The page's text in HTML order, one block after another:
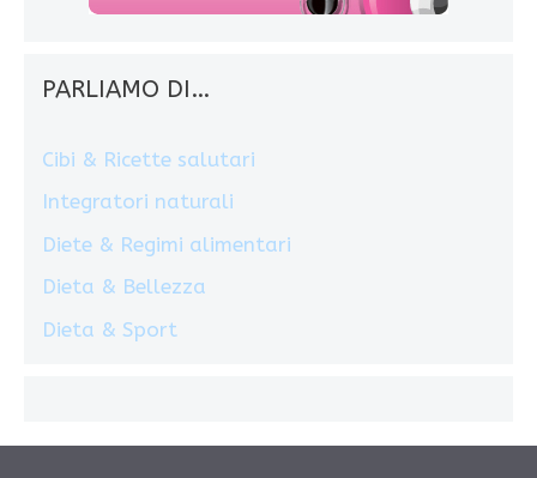
PARLIAMO DI…
Cibi & Ricette salutari
Integratori naturali
Diete & Regimi alimentari
Dieta & Bellezza
Dieta & Sport